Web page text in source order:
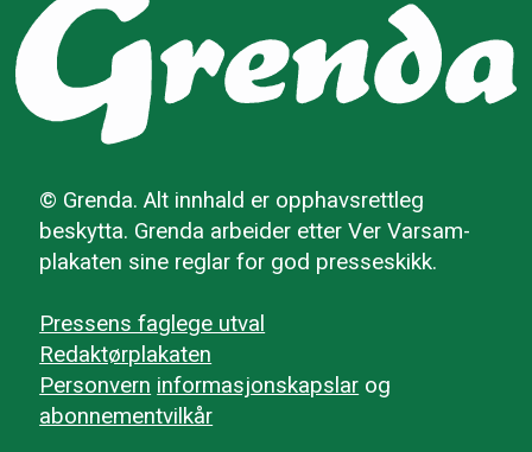
© Grenda. Alt innhald er opphavsrettleg
beskytta. Grenda arbeider etter Ver Varsam-
plakaten sine reglar for god presseskikk.
Pressens faglege utval
Redaktørplakaten
Personvern informasjonskapslar og
abonnementvilkår